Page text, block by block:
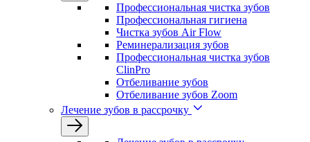
Профессиональная чистка зубов
Профессиональная гигиена
Чистка зубов Air Flow
Реминерализация зубов
Профессиональная чистка зубов
ClinPro
Отбеливание зубов
Отбеливание зубов Zoom
Лечение зубов в рассрочку